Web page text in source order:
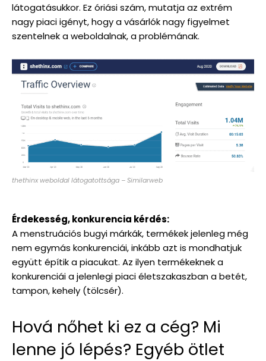
látogatásukkor. Ez óriási szám, mutatja az extrém
nagy piaci igényt, hogy a vásárlók nagy figyelmet
szentelnek a weboldalnak, a problémának.
thethinx weboldal látogatottsága – Similarweb
Érdekesség, konkurencia kérdés:
A menstruációs bugyi márkák, termékek jelenleg még
nem egymás konkurenciái, inkább azt is mondhatjuk
együtt építik a piacukat. Az ilyen termékeknek a
konkurenciái a jelenlegi piaci életszakaszban a betét,
tampon, kehely (tölcsér).
Hová nőhet ki ez a cég? Mi
lenne jó lépés? Egyéb ötlet